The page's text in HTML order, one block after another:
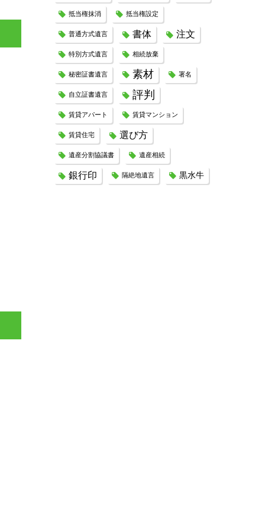
抵当権抹消 抵当権設定
普通方式遺言 書体 注文
特別方式遺言 相続放棄
秘密証書遺言 素材 署名
自立証書遺言 評判
賃貸アパート 賃貸マンション
賃貸住宅 選び方
遺産分割協議書 遺産相続
銀行印 隔絶地遺言 黒水牛